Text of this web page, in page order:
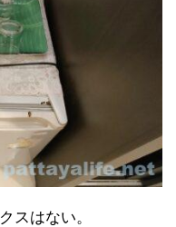
スはない。